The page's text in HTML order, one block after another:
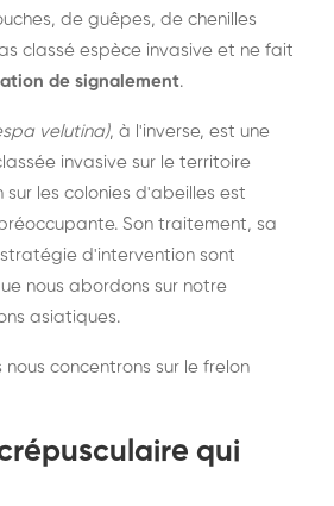
de guêpes, de chenilles
classé espèce invasive et ne fait
de signalement.
velutina), à l'inverse, est une
invasive sur le territoire
sur les colonies d'abeilles est
Son traitement, sa
d'intervention sont
nous abordons sur notre
asiatiques.
concentrons sur le frelon
qui